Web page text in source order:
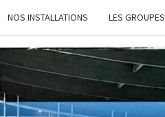
NOS INSTALLATIONS LES GROUPES